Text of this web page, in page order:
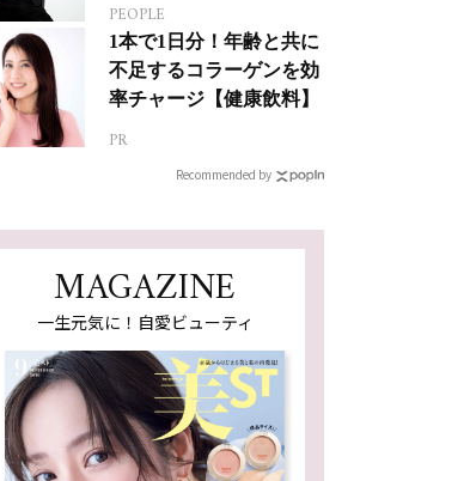
人生って？
PEOPLE
1本で1日分！年齢と共に
不足するコラーゲンを効
率チャージ【健康飲料】
PR
Recommended by
MAGAZINE
一生元気に！自愛ビューティ